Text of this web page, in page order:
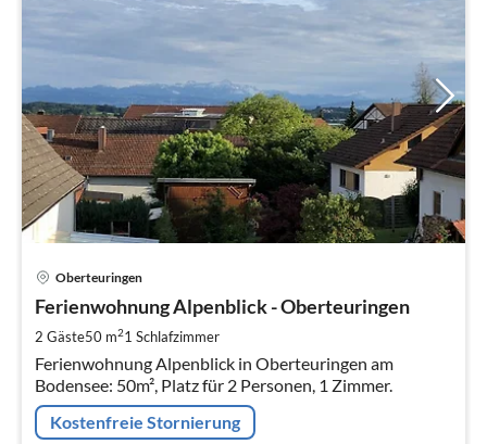
Oberteuringen
Ferienwohnung Alpenblick - Oberteuringen
2 Gäste50 m21 Schlafzimmer
Ferienwohnung Alpenblick in Oberteuringen am
Bodensee: 50m², Platz für 2 Personen, 1 Zimmer.
Kostenfreie Stornierung